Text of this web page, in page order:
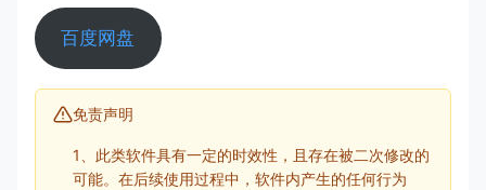
百度网盘
免责声明
1、此类软件具有一定的时效性，且存在被二次修改的
可能。在后续使用过程中，软件内产生的任何行为